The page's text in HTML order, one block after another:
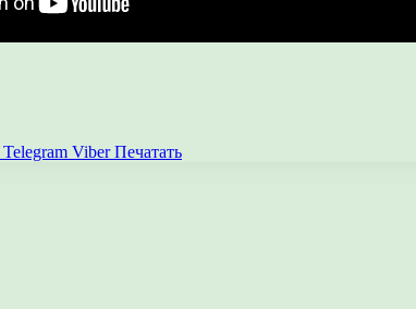
Telegram Viber Печатать